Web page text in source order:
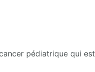
pédiatrique qui est